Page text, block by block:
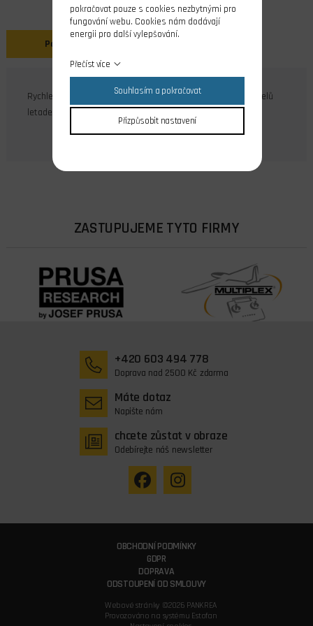
Popis
Rychleschnoucí disperzní lepidlo pro klasickou stavbu modelů
letadel. Odolné vůči vlhkosti.
ZASTUPUJEME TYTO FIRMY
+420 603 494 778
Doprava nad 2500 Kč zdarma
Máte dotaz
Napište nám
chcete zůstat v obraze
Odebírejte náš newsletter
OBCHODNÍ PODMÍNKY
GDPR
DOPRAVA
ODSTOUPENÍ OD SMLOUVY
Webové stránky ©2026 PANKREA
Provozováno na systému Estofan
pokračovat pouze s cookies nezbytnými pro
fungování webu. Cookies nám dodávají
energii pro další vylepšování.
Přečíst více
Souhlasím a pokračovat
Přizpůsobit nastavení